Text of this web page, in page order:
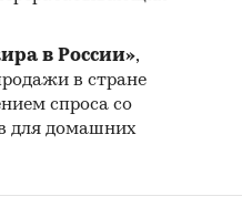
Для
в
отклонение
цены.
скорректированы
в России»,
в стране
спроса со
для домашних